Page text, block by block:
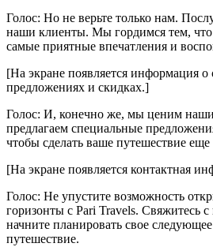
Голос: Но не верьте только нам.
наши клиенты. Мы гордимся тем,
самые приятные впечатления и
[На экране появляется информация
предложениях и скидках.]
Голос: И, конечно же, мы ценим
предлагаем специальные
чтобы сделать ваше путешествие
[На экране появляется контактная
Голос: Не упустите возможность
горизонты с Pari Travels. Свяжитесь
начните планировать свое
путешествие.